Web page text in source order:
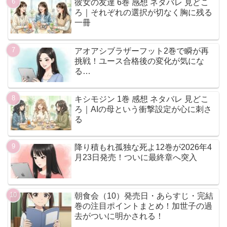
彼女の友達 6巻 感想 ネタバレ 見どこ
ろ｜それぞれの選択が切なく胸に残る
一冊
アオアシブラザーフット2巻で瞬が再
挑戦！ユース合格後の変化が気にな
る…
キシモジン 1巻 感想 ネタバレ 見どこ
ろ｜AIの母という衝撃設定が心に刺さ
る
降り積もれ孤独な死よ12巻が2026年4
月23日発売！ついに最終章へ突入
朝食会（10）発売日・あらすじ・完結
巻の注目ポイントまとめ！加世子の過
去がついに明かされる！